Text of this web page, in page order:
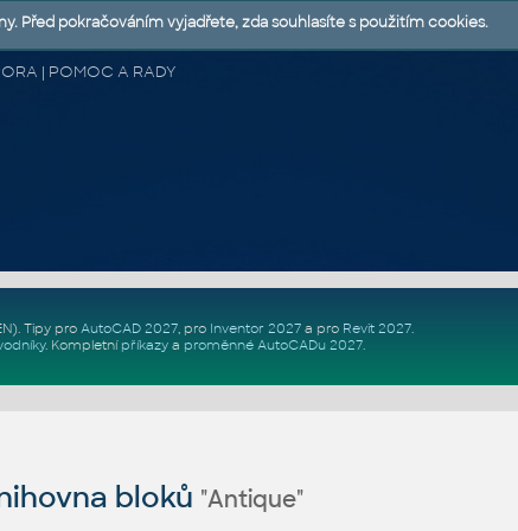
| POMOC A RADY
. Tipy pro AutoCAD 2027, pro Inventor 2027a pro Revit 2027.
. Kompletní příkazya proměnné AutoCADu 2027.
bloků "Antique"
Před pokračováním vyjadřete, zda souhlasíte s použitím cookies.